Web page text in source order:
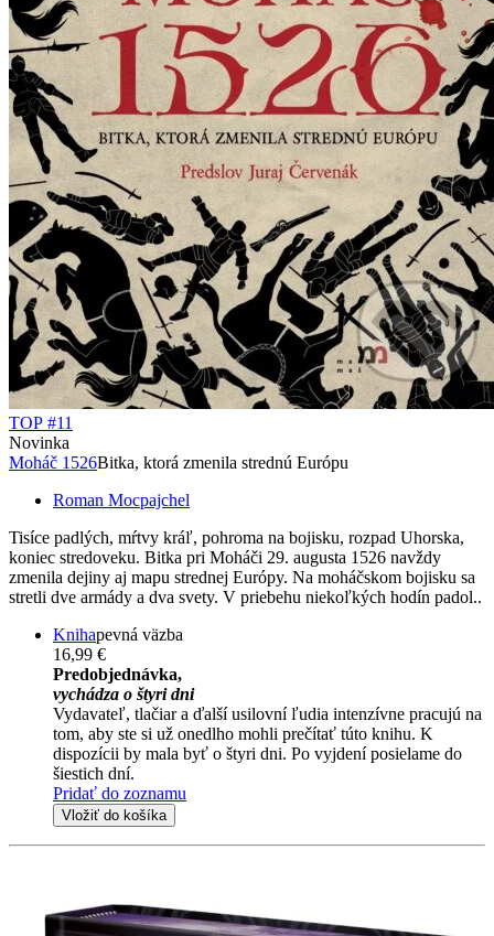
TOP #11
Novinka
Moháč 1526Bitka, ktorá zmenila strednú Európu
Roman Mocpajchel
Tisíce padlých, mŕtvy kráľ, pohroma na bojisku, rozpad Uhorska,
koniec stredoveku. Bitka pri Moháči 29. augusta 1526 navždy
zmenila dejiny aj mapu strednej Európy. Na moháčskom bojisku sa
stretli dve armády a dva svety. V priebehu niekoľkých hodín padol..
Knihapevná väzba
16,99 €
Predobjednávka,
vychádza o štyri dni
Vydavateľ, tlačiar a ďalší usilovní ľudia intenzívne pracujú na
tom, aby ste si už onedlho mohli prečítať túto knihu. K
dispozícii by mala byť o štyri dni. Po vyjdení posielame do
šiestich dní.
Pridať do zoznamu
Vložiť do košíka